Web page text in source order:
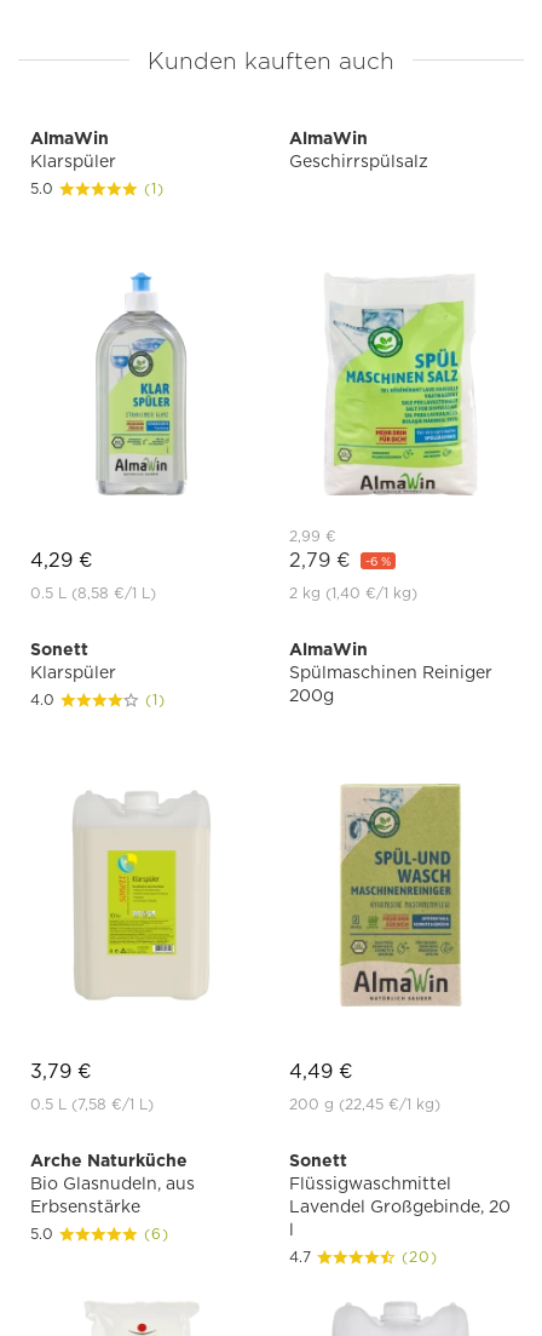
Kunden kauften auch
AlmaWin
Klarspüler
5.0 (1)
4,29 €
0.5 L (8,58 €/1 L)
AlmaWin
Geschirrspülsalz
2,99 €
2,79 € -6 %
2 kg (1,40 €/1 kg)
Sonett
Klarspüler
4.0 (1)
3,79 €
0.5 L (7,58 €/1 L)
AlmaWin
Spülmaschinen Reiniger
200g
4,49 €
200 g (22,45 €/1 kg)
Arche Naturküche
Bio Glasnudeln, aus
Erbsenstärke
5.0 (6)
Sonett
Flüssigwaschmittel
Lavendel Großgebinde, 20
l
4.7 (20)